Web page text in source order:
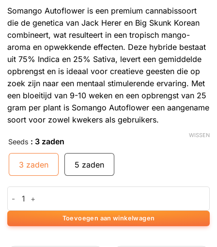
Somango Autoflower is een premium cannabissoort
die de genetica van Jack Herer en Big Skunk Korean
combineert, wat resulteert in een tropisch mango-
aroma en opwekkende effecten. Deze hybride bestaat
uit 75% Indica en 25% Sativa, levert een gemiddelde
opbrengst en is ideaal voor creatieve geesten die op
zoek zijn naar een mentaal stimulerende ervaring. Met
een bloeitijd van 9-10 weken en een opbrengst van 25
gram per plant is Somango Autoflower een aangename
soort voor zowel kwekers als gebruikers.
Seeds : 3 zaden
3 zaden 5 zaden
WISSEN
Toevoegen aan winkelwagen